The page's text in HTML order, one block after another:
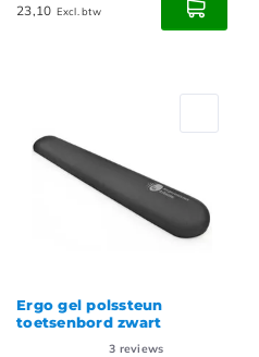
23,10 Excl. btw
Ergo gel polssteun
toetsenbord zwart
3 reviews